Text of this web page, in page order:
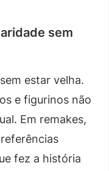
sem
estar velha.
e figurinos não
Em remakes,
fez a história